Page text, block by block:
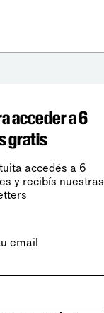
acceder a 6
gratis
accedés a 6
y recibís nuestras
email